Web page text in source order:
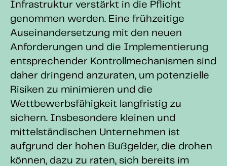
Infrastruktur verstärkt in die Pflicht
genommen werden. Eine frühzeitige
Auseinandersetzung mit den neuen
Anforderungen und die Implementierung
entsprechender Kontrollmechanismen sind
daher dringend anzuraten, um potenzielle
Risiken zu minimieren und die
Wettbewerbsfähigkeit langfristig zu
sichern. Insbesondere kleinen und
mittelständischen Unternehmen ist
aufgrund der hohen Bußgelder, die drohen
können, dazu zu raten, sich bereits im